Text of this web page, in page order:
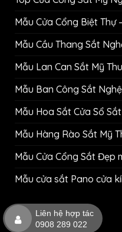
Mẫu Cửa Cổng Biệt Thự
Mẫu Cầu Thang Sắt
Mẫu Lan Can Sắt Mỹ
Mẫu Ban Công Sắt
Mẫu Hoa Sắt Cửa Sổ
Mẫu Hàng Rào Sắt Mỹ
Mẫu Cửa Cổng Sắt Đẹp
Mẫu cửa sắt Pano cửa
Liên hệ hợp tác
0908 289 022